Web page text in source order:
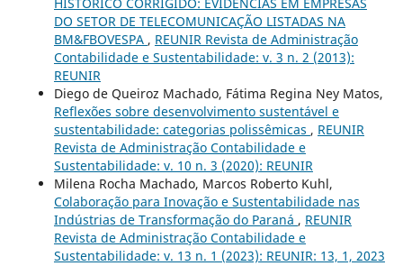
HISTÓRICO CORRIGIDO: EVIDÊNCIAS EM EMPRESAS
DO SETOR DE TELECOMUNICAÇÃO LISTADAS NA
BM&FBOVESPA , REUNIR Revista de Administração
Contabilidade e Sustentabilidade: v. 3 n. 2 (2013):
REUNIR
Diego de Queiroz Machado, Fátima Regina Ney Matos,
Reflexões sobre desenvolvimento sustentável e
sustentabilidade: categorias polissêmicas , REUNIR
Revista de Administração Contabilidade e
Sustentabilidade: v. 10 n. 3 (2020): REUNIR
Milena Rocha Machado, Marcos Roberto Kuhl,
Colaboração para Inovação e Sustentabilidade nas
Indústrias de Transformação do Paraná , REUNIR
Revista de Administração Contabilidade e
Sustentabilidade: v. 13 n. 1 (2023): REUNIR: 13, 1, 2023